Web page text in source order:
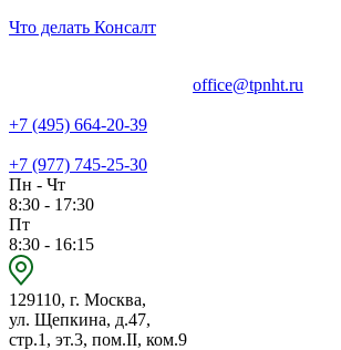
Что делать Консалт
office@tpnht.ru
+7 (495) 664-20-39
+7 (977) 745-25-30
Пн - Чт
8:30 - 17:30
Пт
8:30 - 16:15
129110, г. Москва,
ул. Щепкина, д.47,
стр.1, эт.3, пом.II, ком.9